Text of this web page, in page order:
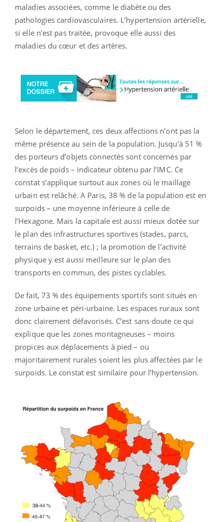
maladies associées, comme le diabète ou des
pathologies cardiovasculaires. L’hypertension artérielle,
si elle n’est pas traitée, provoque elle aussi des
maladies du cœur et des artères.
Selon le département, ces deux affections n’ont pas la
même présence au sein de la population. Jusqu’à 51 %
des porteurs d’objets connectés sont concernés par
l’excès de poids – indicateur obtenu par l’IMC. Ce
constat s’applique surtout aux zones où le maillage
urbain est relâché. A Paris, 38 % de la population est en
surpoids – une moyenne inférieure à celle de
l’Hexagone. Mais la capitale est aussi mieux dotée sur
le plan des infrastructures sportives (stades, parcs,
terrains de basket, etc.) ; la promotion de l’activité
physique y est aussi meilleure sur le plan des
transports en commun, des pistes cyclables.
De fait, 73 % des équipements sportifs sont situés en
zone urbaine et péri-urbaine. Les espaces ruraux sont
donc clairement défavorisés. C’est sans doute ce qui
explique que les zones montagneuses – moins
propices aux déplacements à pied – ou
majoritairement rurales soient les plus affectées par le
surpoids. Le constat est similaire pour l’hypertension.